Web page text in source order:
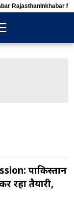
Rajasthan Inkhabar
पाकिस्तान
रहा तैयारी,